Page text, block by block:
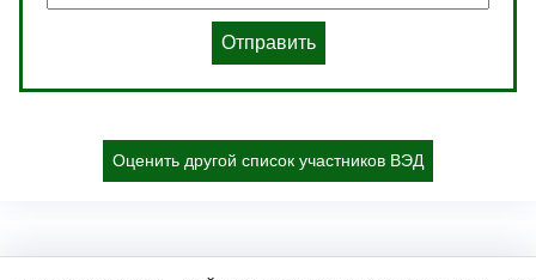
Отправить
Оценить другой список участников ВЭД